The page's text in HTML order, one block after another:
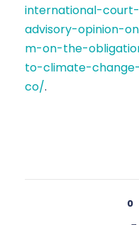
international-
advisory-opinion-
m-on-the-
to-climate-
co/.
0